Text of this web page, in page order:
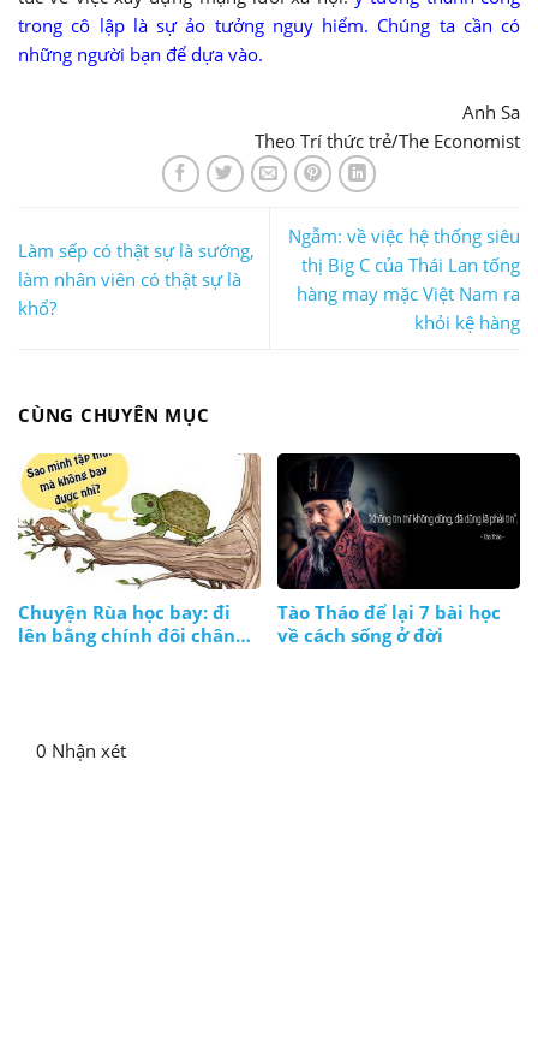
trong cô lập là sự ảo tưởng nguy hiểm. Chúng ta cần có
những người bạn để dựa vào.
Anh Sa
Theo Trí thức trẻ/The Economist
Làm sếp có thật sự là sướng,
làm nhân viên có thật sự là
khổ?
Ngẫm: về việc hệ thống siêu
thị Big C của Thái Lan tống
hàng may mặc Việt Nam ra
khỏi kệ hàng
CÙNG CHUYÊN MỤC
Chuyện Rùa học bay: đi
lên bằng chính đôi chân
Tào Tháo để lại 7 bài học
về cách sống ở đời
0 Nhận xét